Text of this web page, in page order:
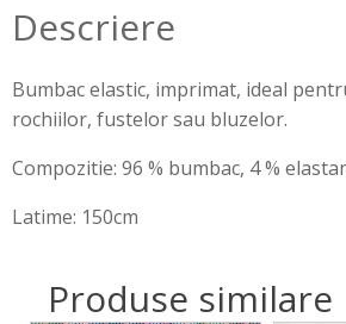
Descriere
Bumbac elastic, imprimat, ideal
rochiilor, fustelor sau bluzelor.
Compozitie: 96 % bumbac, 4 %
Latime: 150cm
Produse similare